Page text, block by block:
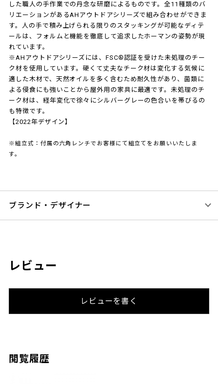
した職人の手作業での丹念な研磨によるものです。全11種類のバ
リエーションがあるAHアウトドアシリーズで組み合わせができま
す。人の手で積み上げられる限りのスタッキングが可能なディテ
ールは、フォルムと機能を徹底して追求したホーマンの姿勢が現
れています。
※AHアウトドアシリーズには、FSC®認証を受けた未処理のチー
ク材を使用しています。硬くて丈夫なチーク材は変化する気候に
適した木材で、天然オイルを多く含むため耐久性があり、菌類に
よる侵食にも強いことから屋外用の家具に最適です。未処理のチ
ーク材は、経年変化で徐々にシルバーグレーの色合いを帯びるの
も特徴です。
【2022年デザイン】
※組立式：付属の六角レンチでお客様にて組立てをお願いいたしま
す。
ブランド・デザイナー
レビュー
レビューを書く
閲覧履歴